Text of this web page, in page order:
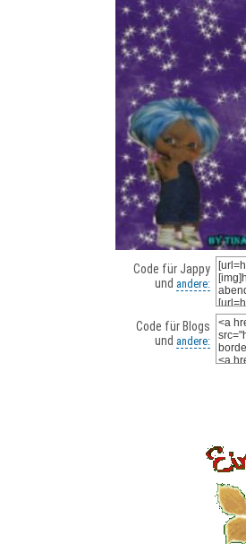
Code für Jappy
und andere:
Code für Blogs
und andere: